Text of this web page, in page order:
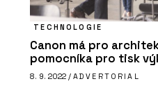
TECHNOLOGIE
Canon má pro
pomocníka pro tisk
8. 9. 2022 / ADVERTORIAL